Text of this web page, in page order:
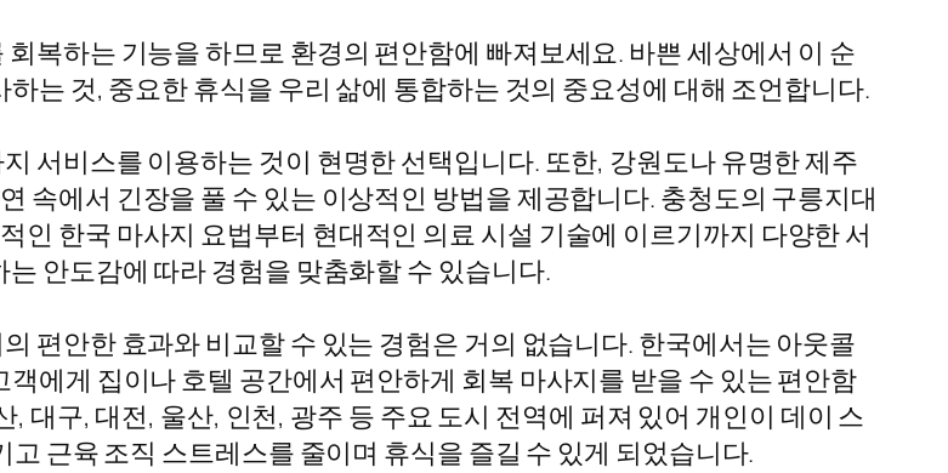
복하는 기능을 하므로 환경의 편안함에 빠져보세요. 바쁜 세상에서 이 순
는 것, 중요한 휴식을 우리 삶에 통합하는 것의 중요성에 대해 조언합니다.
서비스를 이용하는 것이 현명한 선택입니다. 또한, 강원도나 유명한 제주
속에서 긴장을 풀 수 있는 이상적인 방법을 제공합니다. 충청도의 구릉지대
인 한국 마사지 요법부터 현대적인 의료 시설 기술에 이르기까지 다양한 서
안도감에 따라 경험을 맞춤화할 수 있습니다.
편안한 효과와 비교할 수 있는 경험은 거의 없습니다. 한국에서는 아웃콜
에게 집이나 호텔 공간에서 편안하게 회복 마사지를 받을 수 있는 편안함
대구, 대전, 울산, 인천, 광주 등 주요 도시 전역에 퍼져 있어 개인이 데이 스
근육 조직 스트레스를 줄이며 휴식을 즐길 수 있게 되었습니다.